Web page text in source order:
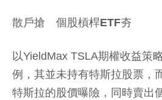
散戶搶 個股槓桿ETF夯
以YieldMax TSLA期權收益策
例，其並未持有特斯拉股票，
特斯拉的股價曝險，同時賣出